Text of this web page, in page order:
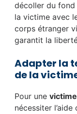
décoller du
la victime avec
corps étranger
garantit la
Adapter la
de la
Pour une
nécessiter